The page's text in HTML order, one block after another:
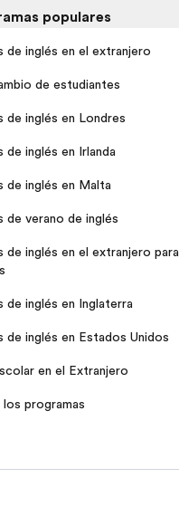
populares
de inglés en el extranjero
de estudiantes
de inglés en Londres
de inglés en Irlanda
de inglés en Malta
de verano de inglés
de inglés en el extranjero para
de inglés en Inglaterra
de inglés en Estados Unidos
en el Extranjero
los programas